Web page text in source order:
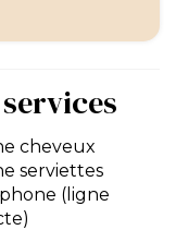
cheveux
serviettes
(ligne